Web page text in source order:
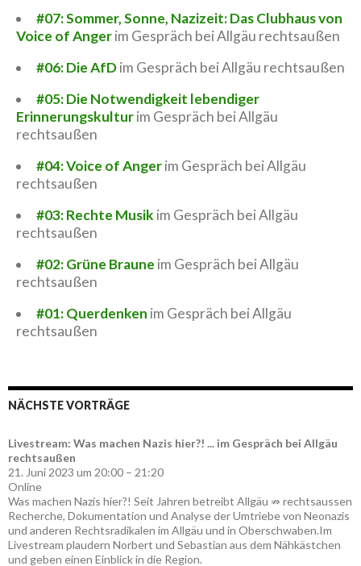
#07: Sommer, Sonne, Nazizeit: Das Clubhaus von
Voice of Angerim Gespräch bei Allgäu rechtsaußen
#06: Die AfDim Gespräch bei Allgäu rechtsaußen
#05: Die Notwendigkeit lebendiger
Erinnerungskulturim Gespräch bei Allgäu
rechtsaußen
#04: Voice of Angerim Gespräch bei Allgäu
rechtsaußen
#03: Rechte Musik im Gespräch bei Allgäu
rechtsaußen
#02: Grüne Braune im Gespräch bei Allgäu
rechtsaußen
#01: Querdenken im Gespräch bei Allgäu
rechtsaußen
NÄCHSTE VORTRÄGE
Livestream: Was machen Nazis hier?! ... im Gespräch bei Allgäu
rechtsaußen
21. Juni 2023 um 20:00 – 21:20
Online
Was machen Nazis hier?! Seit Jahren betreibt Allgäu ⇏ rechtsaussen
Recherche, Dokumentation und Analyse der Umtriebe von Neonazis
und anderen Rechtsradikalen im Allgäu und in Oberschwaben.Im
Livestream plaudern Norbert und Sebastian aus dem Nähkästchen
und geben einen Einblick in die Region.